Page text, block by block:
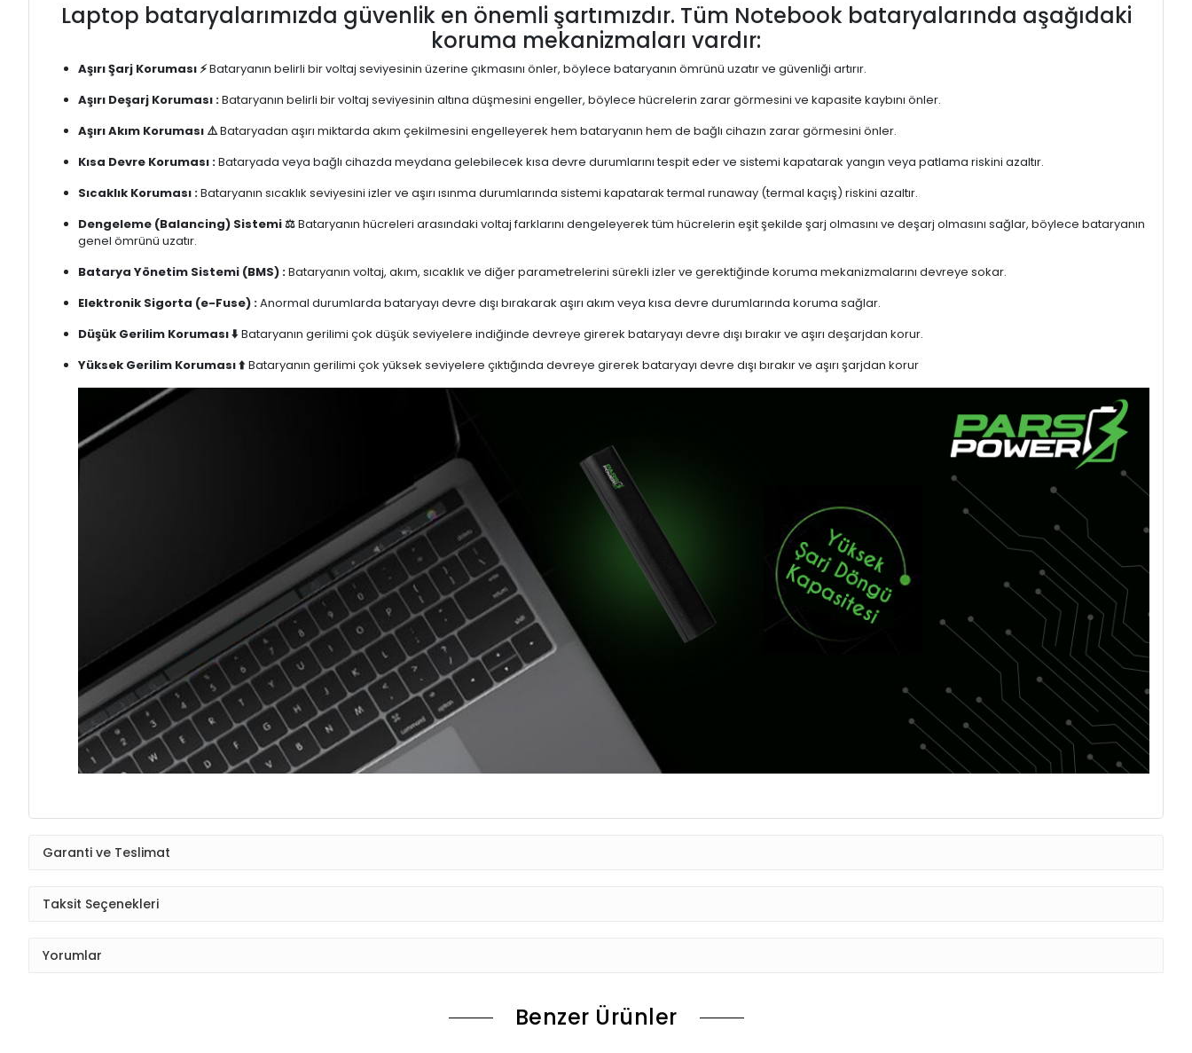
Laptop bataryalarımızda güvenlik en önemli şartımızdır. Tüm Notebook bataryalarında aşağıdaki
koruma mekanizmaları vardır:
Aşırı Şarj Koruması ⚡Bataryanın belirli bir voltaj seviyesinin üzerine çıkmasını önler, böylece bataryanın ömrünü uzatır ve güvenliği artırır.
Aşırı Deşarj Koruması :Bataryanın belirli bir voltaj seviyesinin altına düşmesini engeller, böylece hücrelerin zarar görmesini ve kapasite kaybını önler.
Aşırı Akım Koruması ⚠️Bataryadan aşırı miktarda akım çekilmesini engelleyerek hem bataryanın hem de bağlı cihazın zarar görmesini önler.
Kısa Devre Koruması :Bataryada veya bağlı cihazda meydana gelebilecek kısa devre durumlarını tespit eder ve sistemi kapatarak yangın veya patlama riskini azaltır.
Sıcaklık Koruması :Bataryanın sıcaklık seviyesini izler ve aşırı ısınma durumlarında sistemi kapatarak termal runaway (termal kaçış) riskini azaltır.
Dengeleme (Balancing) Sistemi ⚖️Bataryanın hücreleri arasındaki voltaj farklarını dengeleyerek tüm hücrelerin eşit şekilde şarj olmasını ve deşarj olmasını sağlar, böylece bataryanın
genel ömrünü uzatır.
Batarya Yönetim Sistemi (BMS) :Bataryanın voltaj, akım, sıcaklık ve diğer parametrelerini sürekli izler ve gerektiğinde koruma mekanizmalarını devreye sokar.
Elektronik Sigorta (e-Fuse) :Anormal durumlarda bataryayı devre dışı bırakarak aşırı akım veya kısa devre durumlarında koruma sağlar.
Düşük Gerilim Koruması ⬇️Bataryanın gerilimi çok düşük seviyelere indiğinde devreye girerek bataryayı devre dışı bırakır ve aşırı deşarjdan korur.
Yüksek Gerilim Koruması ⬆️Bataryanın gerilimi çok yüksek seviyelere çıktığında devreye girerek bataryayı devre dışı bırakır ve aşırı şarjdan korur
Garanti ve Teslimat
Taksit Seçenekleri
Yorumlar
Benzer Ürünler